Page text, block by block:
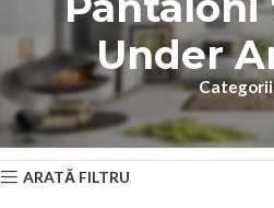
Under
Categorii
Prima pagină Produse etichetate
Afișez toate cele 10 rezultate
ARATĂ FILTRU